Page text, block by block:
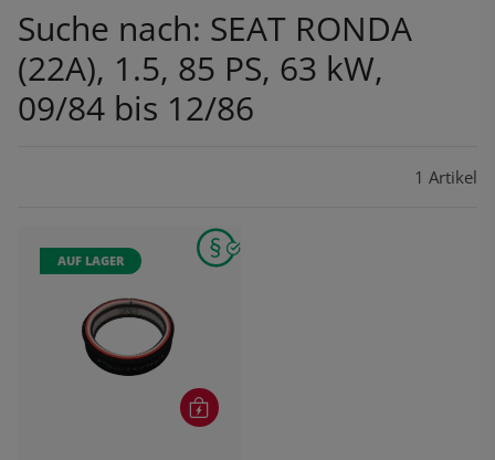
Suche nach: SEAT RONDA
(22A), 1.5, 85 PS, 63 kW,
09/84 bis 12/86
1 Artikel
AUF LAGER